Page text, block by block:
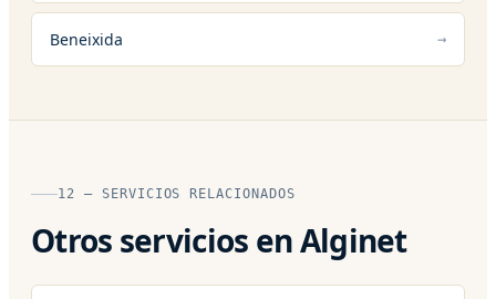
Beneixida
12 — SERVICIOS RELACIONADOS
Otros servicios en Alginet